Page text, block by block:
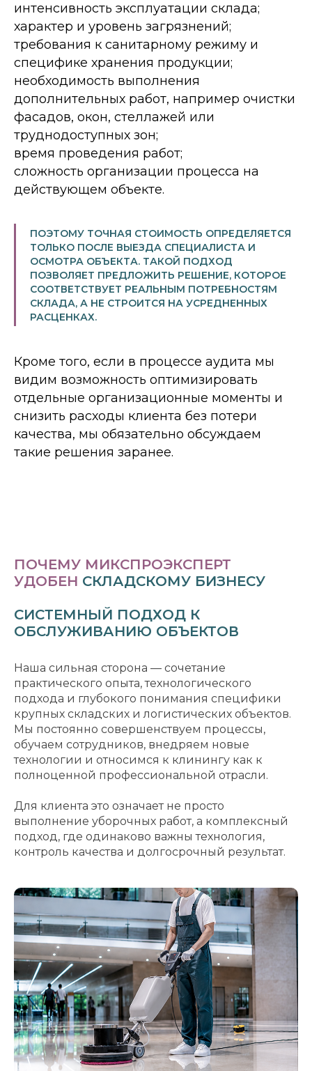
интенсивность эксплуатации склада;
характер и уровень загрязнений;
требования к санитарному режиму и
специфике хранения продукции;
необходимость выполнения
дополнительных работ, например очистки
фасадов, окон, стеллажей или
труднодоступных зон;
время проведения работ;
сложность организации процесса на
действующем объекте.
ПОЭТОМУ ТОЧНАЯ СТОИМОСТЬ ОПРЕДЕЛЯЕТСЯ
ТОЛЬКО ПОСЛЕ ВЫЕЗДА СПЕЦИАЛИСТА И
ОСМОТРА ОБЪЕКТА. ТАКОЙ ПОДХОД
ПОЗВОЛЯЕТ ПРЕДЛОЖИТЬ РЕШЕНИЕ, КОТОРОЕ
СООТВЕТСТВУЕТ РЕАЛЬНЫМ ПОТРЕБНОСТЯМ
СКЛАДА, А НЕ СТРОИТСЯ НА УСРЕДНЕННЫХ
РАСЦЕНКАХ.
Кроме того, если в процессе аудита мы
видим возможность оптимизировать
отдельные организационные моменты и
снизить расходы клиента без потери
качества, мы обязательно обсуждаем
такие решения заранее.
ПОЧЕМУ МИКСПРОЭКСПЕРТ
УДОБЕН СКЛАДСКОМУ БИЗНЕСУ
СИСТЕМНЫЙ ПОДХОД К
ОБСЛУЖИВАНИЮ ОБЪЕКТОВ
Наша сильная сторона — сочетание
практического опыта, технологического
подхода и глубокого понимания специфики
крупных складских и логистических объектов.
Мы постоянно совершенствуем процессы,
обучаем сотрудников, внедряем новые
технологии и относимся к клинингу как к
полноценной профессиональной отрасли.
Для клиента это означает не просто
выполнение уборочных работ, а комплексный
подход, где одинаково важны технология,
контроль качества и долгосрочный результат.